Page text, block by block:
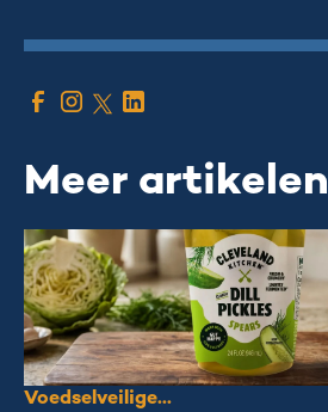
Meer artikelen
Voedselveilige...